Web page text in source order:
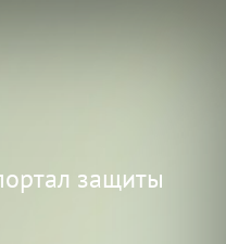
защиты